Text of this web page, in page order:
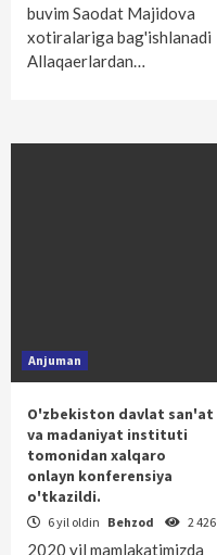
buvim Saodat Majidova
xotiralariga bag'ishlanadi
Allaqaerlardan…
Anjuman
O'zbekiston davlat san'at
va madaniyat instituti
tomonidan xalqaro
onlayn konferensiya
o'tkazildi.
6 yil oldin Behzod 2 426
2020 yil mamlakatimizda